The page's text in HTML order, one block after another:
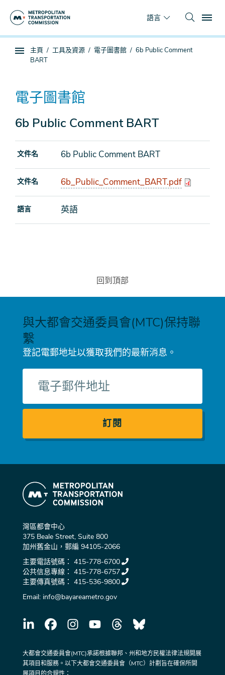
語言
子
導
航
你
在
主頁 工具及資源 電子圖書館
6b Public Comment
BART
電子圖書館
6b Public Comment BART
文件名 6b Public Comment BART
文件名 6b_Public_Comment_BART.pdf
語言 英語
回到頂部
與大都會交通委員會(MTC)保持聯
繫
登記電郵地址以獲取我們的最新消息。
郵
件
灣區都會中心
375 Beale Street, Suite 800
加州舊金山，郵編 94105-2066
主要電話號碼： 415-778-6700
公共信息專線： 415-778-6757
主要傳真號碼： 415-536-9800
Email: info@bayareametro.gov
大都會交通委員會(MTC)承諾根據聯邦、州和地方民權法律法規開展
其項目和服務。以下大都會交通委員會（MTC）計劃旨在確保所開